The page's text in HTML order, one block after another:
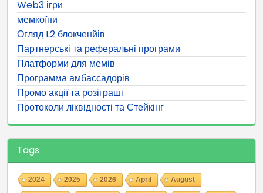
Web3 ігри
мемкоїни
Огляд L2 блокченйів
Партнерські та реферальні програми
Платформи для мемів
Программа амбассадорів
Промо акції та розіграші
Протоколи ліквідності та Стейкінг
Tags
2024 2025 2026 April August